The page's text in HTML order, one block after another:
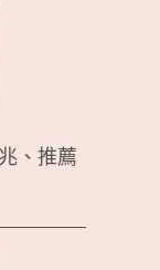
、推薦